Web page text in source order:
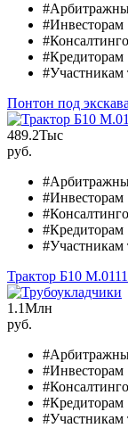
#Инвесторам
#Кредиторам
#Участникам
Понтон под
489.2Тыс
руб.
#Инвесторам
#Кредиторам
#Участникам
Трактор Б10
1.1Млн
руб.
#Инвесторам
#Кредиторам
#Участникам